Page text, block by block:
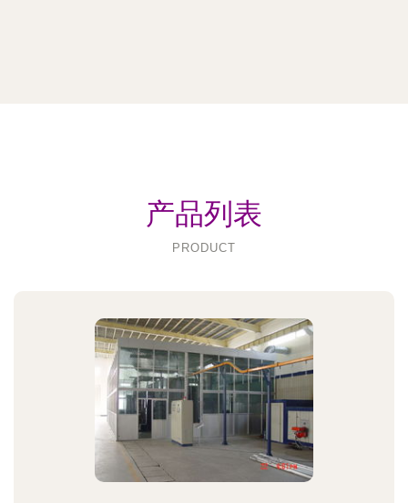
产品列表
PRODUCT